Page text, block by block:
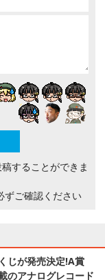
することができま
ずご確認ください
じが発売決定!A賞
のアナログレコード